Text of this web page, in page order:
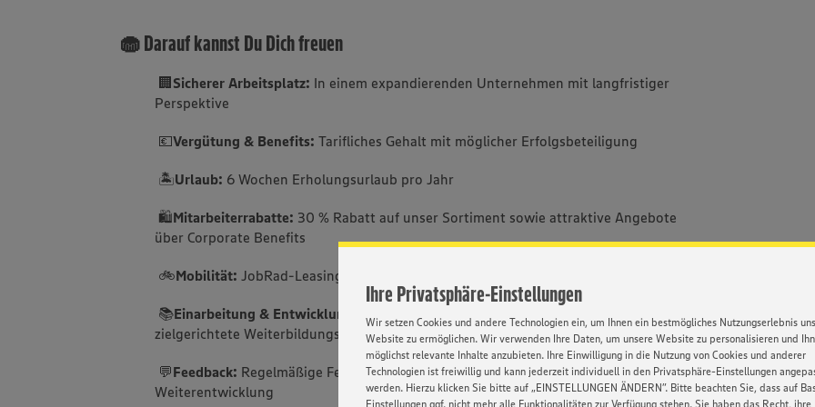
Ihre Privatsphäre-Einstellungen
Wir setzen Cookies und andere Technologien ein, um Ihnen ein bestmögliches Nutzungserlebnis
Website zu ermöglichen. Wir verwenden Ihre Daten, um unsere Website zu personalisieren und
möglichst relevante Inhalte anzubieten. Ihre Einwilligung in die Nutzung von Cookies und anderer
Technologien ist freiwillig und kann jederzeit individuell in den Privatsphäre-Einstellungen
werden. Hierzu klicken Sie bitte auf „EINSTELLUNGEN ÄNDERN”. Bitte beachten Sie, dass auf
Einstellungen ggf. nicht mehr alle Funktionalitäten zur Verfügung stehen. Sie haben das Recht, ihre
🧁 Darauf kannst Du Dich freuen
🏢Sicherer Arbeitsplatz: In einem expandierenden Unternehmen mit langfristiger
Perspektive
💶Vergütung & Benefits:Tarifliches Gehalt mit möglicher Erfolgsbeteiligung
🏝️Urlaub: 6 Wochen Erholungsurlaub pro Jahr
🛍️Mitarbeiterrabatte: 30 % Rabatt auf unser Sortiment sowie attraktive Angebote
über Corporate Benefits
🚲Mobilität: JobRad-Leasing für Ihre flexible Fortbewegung
📚Einarbeitung & Entwicklung:
zielgerichtete Weiterbildungsmöglichkeiten
💬Feedback: Regelmäßige Feedbackgespräche zur persönlichen und fachlichen
Weiterentwicklung